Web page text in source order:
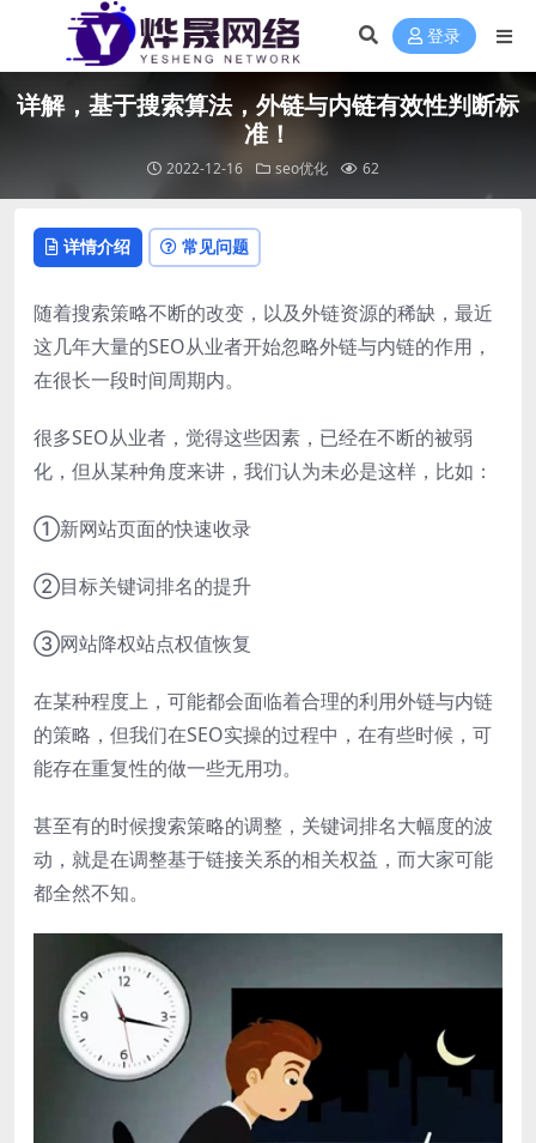
登录
详解，基于搜索算法，外链与内链有效性判断标
准！
2022-12-16 seo优化 62
详情介绍 常见问题
随着搜索策略不断的改变，以及外链资源的稀缺，最近
这几年大量的SEO从业者开始忽略外链与内链的作用，
在很长一段时间周期内。
很多SEO从业者，觉得这些因素，已经在不断的被弱
化，但从某种角度来讲，我们认为未必是这样，比如：
①新网站页面的快速收录
②目标关键词排名的提升
③网站降权站点权值恢复
在某种程度上，可能都会面临着合理的利用外链与内链
的策略，但我们在SEO实操的过程中，在有些时候，可
能存在重复性的做一些无用功。
甚至有的时候搜索策略的调整，关键词排名大幅度的波
动，就是在调整基于链接关系的相关权益，而大家可能
都全然不知。